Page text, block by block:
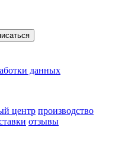
данных
центр производство
отзывы